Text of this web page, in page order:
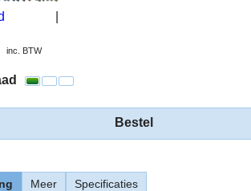
inc. BTW
Bestel
Meer Specificaties